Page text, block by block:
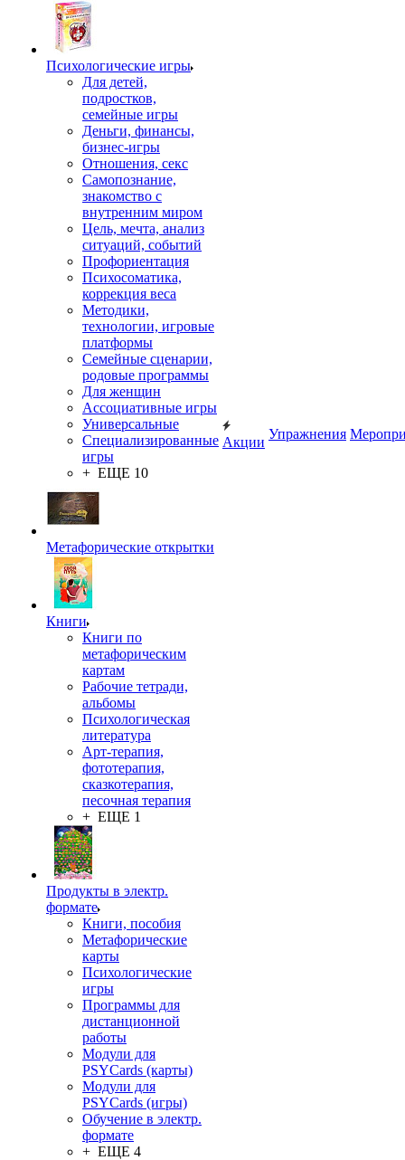
Психологические игры
Для детей,
подростков,
семейные игры
Деньги, финансы,
бизнес-игры
Отношения, секс
Самопознание,
знакомство с
внутренним миром
Цель, мечта, анализ
ситуаций, событий
Профориентация
Психосоматика,
коррекция веса
Методики,
технологии, игровые
платформы
Семейные сценарии,
родовые программы
Для женщин
Ассоциативные игры
Универсальные
Специализированные
игры
+ ЕЩЕ 10
Метафорические открытки
Книги
Книги по
метафорическим
картам
Рабочие тетради,
альбомы
Психологическая
литература
Арт-терапия,
фототерапия,
сказкотерапия,
песочная терапия
+ ЕЩЕ 1
Продукты в электр.
формате
Книги, пособия
Метафорические
карты
Психологические
игры
Программы для
дистанционной
работы
Модули для
PSYCards (карты)
Модули для
PSYCards (игры)
Обучение в электр.
формате
+ ЕЩЕ 4
Акции
Упражнения